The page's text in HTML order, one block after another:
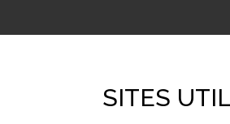
SITES